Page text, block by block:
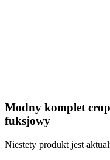
Modny komplet
fuksjowy
Niestety produkt jest